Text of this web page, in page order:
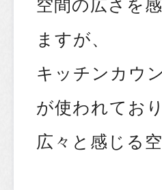
ますが、
キッチンカウ
が使われており
広々と感じる